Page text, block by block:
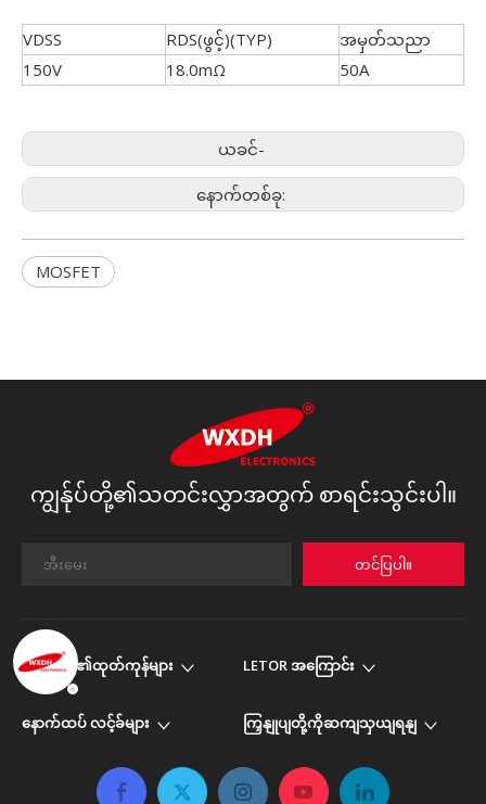
VDSS RDS(ဖွင့်)(TYP)
အမှတ်သညာ
150V
18.0mΩ 50A
ယခင်-
နောက်တစ်ခု:
MOSFET
ကျွန်ုပ်တို့၏သတင်းလွှာအတွက် စာရင်းသွင်းပါ။
တင်ပြပါ။
ကျွန်ုပ်တို့၏ထုတ်ကုန်များ LETOR အကြောင်း
နောက်ထပ် လင့်ခ်များ ကြှနျုပျတို့ကိုဆကျသှယျရနျ